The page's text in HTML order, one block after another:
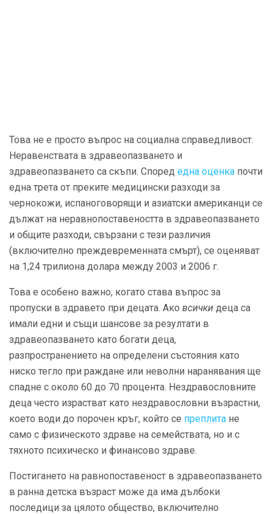
Това не е просто въпрос на социална справедливост.
Неравенствата в здравеопазването и
здравеопазването са скъпи. Според една оценка почти
една трета от преките медицински разходи за
чернокожи, испаноговорящи и азиатски американци се
дължат на неравнопоставеността в здравеопазването
и общите разходи, свързани с тези различия
(включително преждевременната смърт), се оценяват
на 1,24 трилиона долара между 2003 и 2006 г.
Това е особено важно, когато става въпрос за
пропуски в здравето при децата. Ако всички деца са
имали едни и същи шансове за резултати в
здравеопазването като богати деца,
разпространението на определени състояния като
ниско тегло при раждане или неволни наранявания ще
спадне с около 60 до 70 процента. Нездравословните
деца често израстват като нездравословни възрастни,
което води до порочен кръг, който се преплита не
само с физическото здраве на семействата, но и с
тяхното психическо и финансово здраве.
Постигането на равнопоставеност в здравеопазването
в ранна детска възраст може да има дълбоки
последици за цялото общество, включително